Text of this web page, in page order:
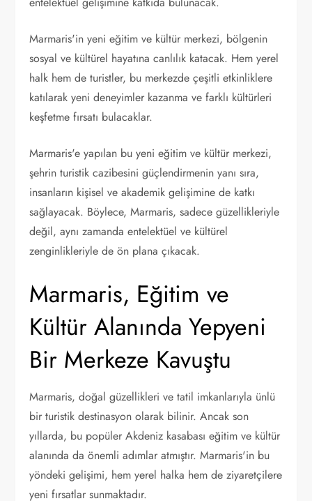
Marmaris'in yeni eğitim ve kültür merkezi, bölgenin
sosyal ve kültürel hayatına canlılık katacak. Hem yerel
halk hem de turistler, bu merkezde çeşitli etkinliklere
katılarak yeni deneyimler kazanma ve farklı kültürleri
keşfetme fırsatı bulacaklar.
Marmaris'e yapılan bu yeni eğitim ve kültür merkezi,
şehrin turistik cazibesini güçlendirmenin yanı sıra,
insanların kişisel ve akademik gelişimine de katkı
sağlayacak. Böylece, Marmaris, sadece güzellikleriyle
değil, aynı zamanda entelektüel ve kültürel
zenginlikleriyle de ön plana çıkacak.
Marmaris, Eğitim ve
Kültür Alanında Yepyeni
Bir Merkeze Kavuştu
Marmaris, doğal güzellikleri ve tatil imkanlarıyla ünlü
bir turistik destinasyon olarak bilinir. Ancak son
yıllarda, bu popüler Akdeniz kasabası eğitim ve kültür
alanında da önemli adımlar atmıştır. Marmaris'in bu
yöndeki gelişimi, hem yerel halka hem de ziyaretçilere
yeni fırsatlar sunmaktadır.